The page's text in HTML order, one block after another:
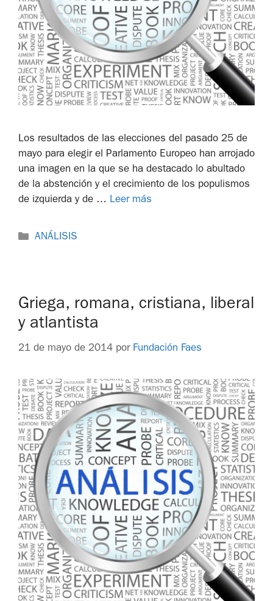
Los resultados de las elecciones del pasado 25 de
mayo para elegir el Parlamento Europeo han arrojado
una imagen en la que se ha destacado lo abultado
de la abstención y el crecimiento de los populismos
de izquierda y de … Leer más
ANÁLISIS
Griega, romana, cristiana, liberal
y atlantista
21 de mayo de 2014 por Fundación Faes